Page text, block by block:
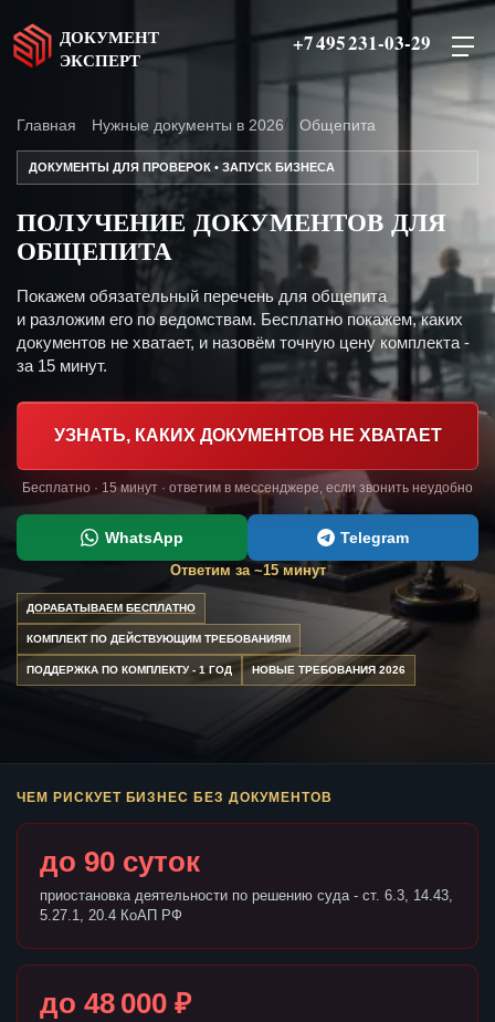
ДОКУМЕНТ
ЭКСПЕРТ
+7 495 231-03-29
Главная Нужные документы в 2026 Общепита
ДОКУМЕНТЫ ДЛЯ ПРОВЕРОК • ЗАПУСК БИЗНЕСА
ПОЛУЧЕНИЕ ДОКУМЕНТОВ ДЛЯ
ОБЩЕПИТА
Покажем обязательный перечень для общепита
и разложим его по ведомствам. Бесплатно покажем, каких
документов не хватает, и назовём точную цену комплекта -
за 15 минут.
УЗНАТЬ, КАКИХ ДОКУМЕНТОВ НЕ ХВАТАЕТ
Бесплатно · 15 минут · ответим в мессенджере, если звонить неудобно
WhatsApp Telegram
Ответим за ~15 минут
ДОРАБАТЫВАЕМ БЕСПЛАТНО
КОМПЛЕКТ ПО ДЕЙСТВУЮЩИМ ТРЕБОВАНИЯМ
ПОДДЕРЖКА ПО КОМПЛЕКТУ - 1 ГОД НОВЫЕ ТРЕБОВАНИЯ 2026
ЧЕМ РИСКУЕТ БИЗНЕС БЕЗ ДОКУМЕНТОВ
до 90 суток
приостановка деятельности по решению суда - ст. 6.3, 14.43,
5.27.1, 20.4 КоАП РФ
до 48 000 ₽